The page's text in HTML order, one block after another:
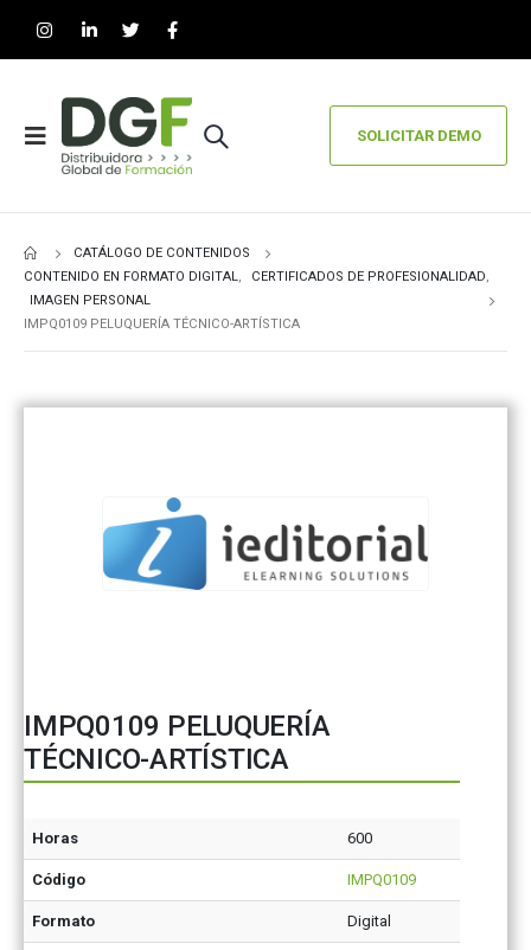
SOLICITAR DEMO
CATÁLOGO DE CONTENIDOS
CONTENIDO EN FORMATO DIGITAL, CERTIFICADOS DE PROFESIONALIDAD,
IMAGEN PERSONAL
IMPQ0109 PELUQUERÍA TÉCNICO-ARTÍSTICA
IMPQ0109 PELUQUERÍA
TÉCNICO-ARTÍSTICA
Horas 600
Código IMPQ0109
Formato Digital